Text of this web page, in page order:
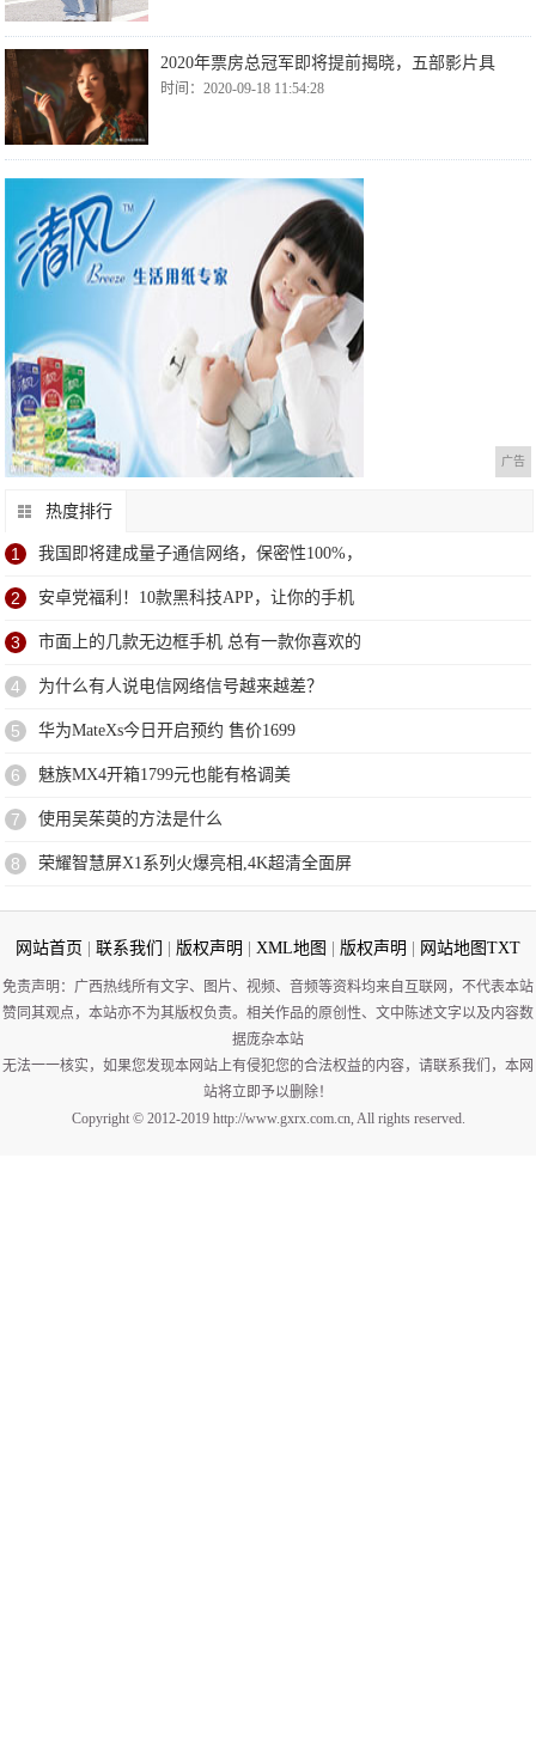
2020年票房总冠军即将提前揭晓，五部影片具
时间：2020-09-18 11:54:28
广告
热度排行
1 我国即将建成量子通信网络，保密性100%，
2 安卓党福利！10款黑科技APP，让你的手机
3 市面上的几款无边框手机 总有一款你喜欢的
4 为什么有人说电信网络信号越来越差？
5 华为MateXs今日开启预约 售价1699
6 魅族MX4开箱1799元也能有格调美
7 使用吴茱萸的方法是什么
8 荣耀智慧屏X1系列火爆亮相,4K超清全面屏
网站首页 联系我们 版权声明 XML地图 版权声明 网站地图TXT
免责声明：广西热线所有文字、图片、视频、音频等资料均来自互联网，不代表本站
赞同其观点，本站亦不为其版权负责。相关作品的原创性、文中陈述文字以及内容数
据庞杂本站
无法一一核实，如果您发现本网站上有侵犯您的合法权益的内容，请联系我们，本网
站将立即予以删除！
Copyright © 2012-2019 http://www.gxrx.com.cn, All rights reserved.